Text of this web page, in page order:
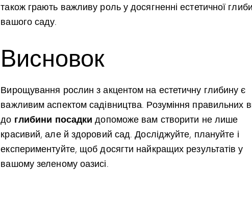
також грають важливу роль у досягненні естетичної
вашого саду.
Висновок
Вирощування рослин з акцентом на естетичну глибину є
важливим аспектом садівництва. Розуміння правильних
до глибини посадки допоможе вам створити не лише
красивий, але й здоровий сад. Досліджуйте, плануйте і
експериментуйте, щоб досягти найкращих результатів у
вашому зеленому оазисі.